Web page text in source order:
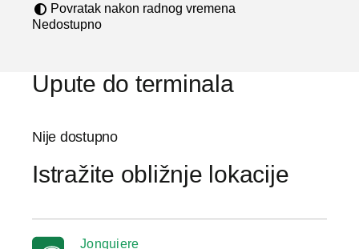
Povratak nakon radnog vremena
Nedostupno
Upute do terminala
Nije dostupno
Istražite obližnje lokacije
Jonquiere